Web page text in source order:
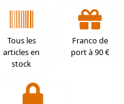
Tous les
articles en
stock
Franco de
port à 90 €